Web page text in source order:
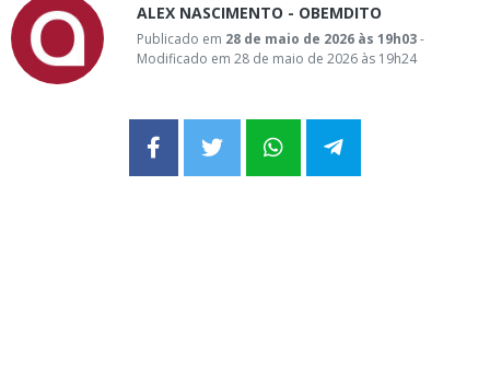
ALEX NASCIMENTO - OBEMDITO
Publicado em 28 de maio de 2026 às 19h03-
Modificado em 28 de maio de 2026 às 19h24